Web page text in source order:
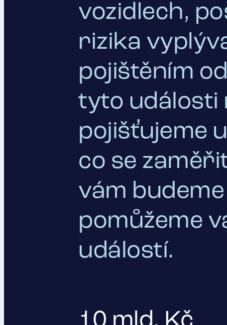
vozidlech,
rizika
pojištěním od
tyto události
pojišťujeme
co se
vám
pomůžeme
událostí.